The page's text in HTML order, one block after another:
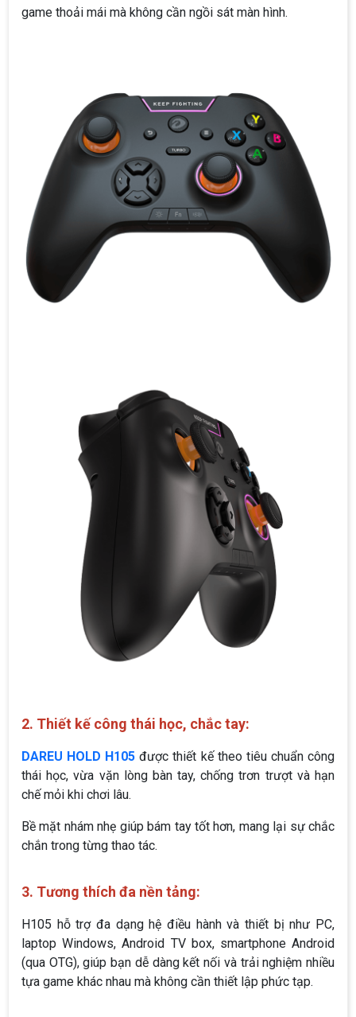
game thoải mái mà không cần ngồi sát màn hình.
2. Thiết kế công thái học, chắc tay:
DAREU HOLD H105 được thiết kế theo tiêu chuẩn công
thái học, vừa vặn lòng bàn tay, chống trơn trượt và hạn
chế mỏi khi chơi lâu.
Bề mặt nhám nhẹ giúp bám tay tốt hơn, mang lại sự chắc
chắn trong từng thao tác.
3. Tương thích đa nền tảng:
H105 hỗ trợ đa dạng hệ điều hành và thiết bị như PC,
laptop Windows, Android TV box, smartphone Android
(qua OTG), giúp bạn dễ dàng kết nối và trải nghiệm nhiều
tựa game khác nhau mà không cần thiết lập phức tạp.